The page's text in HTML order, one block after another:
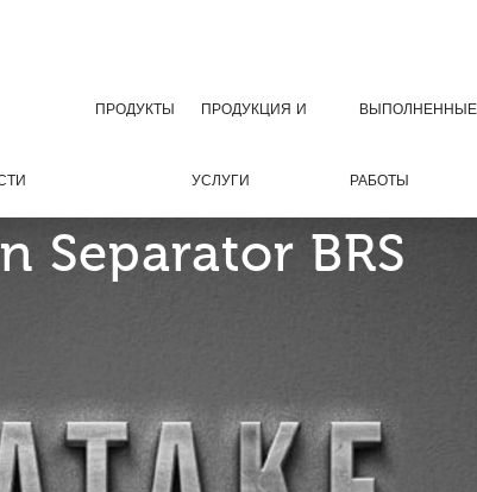
ПРОДУКТЫ ПРОДУКЦИЯ И
УСЛУГИ
ВЫПОЛНЕННЫЕ
РАБОТЫ
Separator BRS